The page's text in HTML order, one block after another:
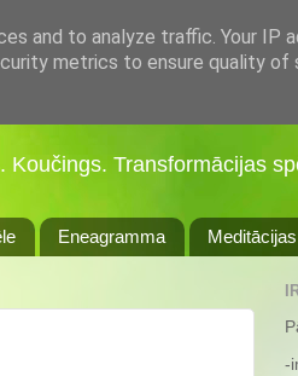
Transformācijas
Eneagramma Meditācijas
-
and to analyze traffic. Your IP
metrics to ensure quality of